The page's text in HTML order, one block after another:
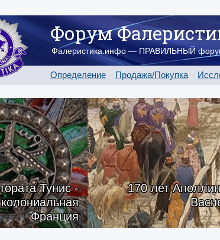
Форум
Фалеристика.инфо — ПРАВИЛЬНЫЙ
Определение Продажа/Покупка
Тунис -
Франция
170 лет